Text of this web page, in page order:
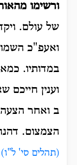
ורשימו
של עולם.
ואעפ"כ
במדותיו.
וענין חייכם
ב ואחר הצעה
הצמצום.
(תהלים סי' ל"ו)